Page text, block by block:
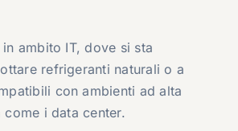
ambito IT, dove si sta
refrigeranti naturali o a
con ambienti ad alta
i data center.